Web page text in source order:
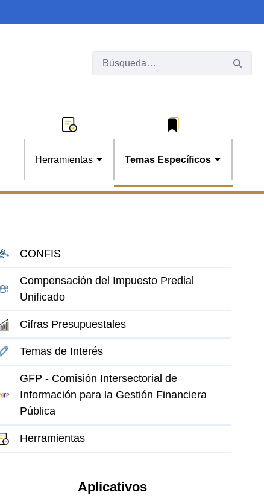
Herramientas Temas Específicos
CONFIS
Compensación del Impuesto Predial
Unificado
Cifras Presupuestales
Temas de Interés
GFP - Comisión Intersectorial de
Información para la Gestión Financiera
Pública
Herramientas
Aplicativos